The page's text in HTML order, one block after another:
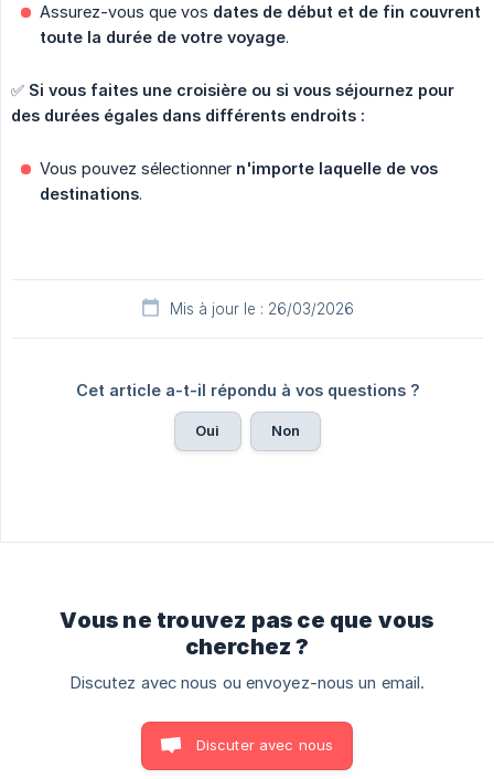
Assurez-vous que vos dates de début et de fin couvrent
toute la durée de votre voyage.
✅ Si vous faites une croisière ou si vous séjournez pour
des durées égales dans différents endroits :
Vous pouvez sélectionner n'importe laquelle de vos
destinations.
Mis à jour le : 26/03/2026
Cet article a-t-il répondu à vos questions ?
Oui Non
Vous ne trouvez pas ce que vous
cherchez ?
Discutez avec nous ou envoyez-nous un email.
Discuter avec nous